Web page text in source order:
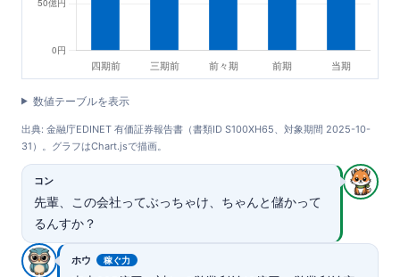
数値テーブルを表示
出典: 金融庁EDINET 有価証券報告書（書類ID S100XH65、対象期間 2025-10-
31）。グラフはChart.jsで描画。
コン
先輩、この会社ってぶっちゃけ、ちゃんと儲かって
るんすか？
ホウ 稼ぐ力